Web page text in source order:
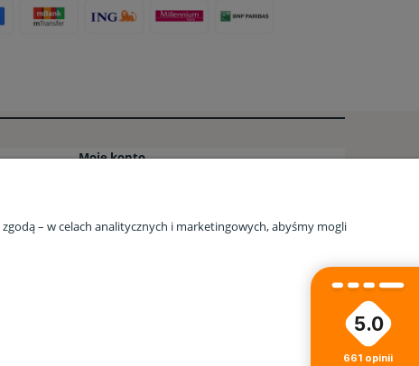
Moje konto
Ulubione
5.0
661 opinii
– w celach analitycznych i marketingowych, abyśmy mogli